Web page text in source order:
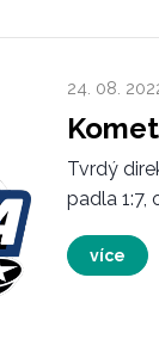
24. 08.
Tvrdý
padla 1:7,
více